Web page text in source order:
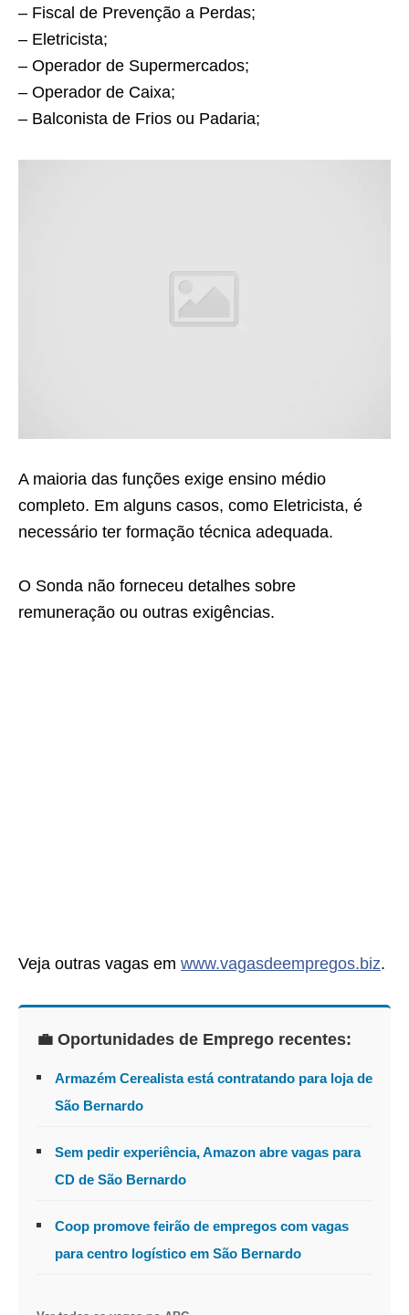
– Fiscal de Prevenção a Perdas;
– Eletricista;
– Operador de Supermercados;
– Operador de Caixa;
– Balconista de Frios ou Padaria;
A maioria das funções exige ensino médio
completo. Em alguns casos, como Eletricista, é
necessário ter formação técnica adequada.
O Sonda não forneceu detalhes sobre
remuneração ou outras exigências.
Veja outras vagas em www.vagasdeempregos.biz.
💼 Oportunidades de Emprego recentes:
Armazém Cerealista está contratando para loja de
São Bernardo
Sem pedir experiência, Amazon abre vagas para
CD de São Bernardo
Coop promove feirão de empregos com vagas
para centro logístico em São Bernardo